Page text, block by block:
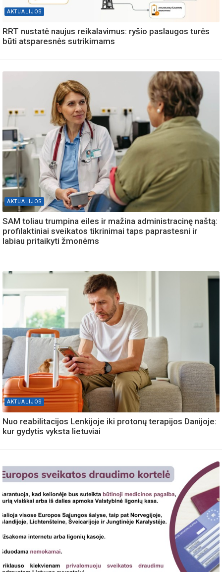
AKTUALIJOS
RRT nustatė naujus reikalavimus: ryšio paslaugos turės
būti atsparesnės sutrikimams
AKTUALIJOS
SAM toliau trumpina eiles ir mažina administracinę naštą:
profilaktiniai sveikatos tikrinimai taps paprastesni ir
labiau pritaikyti žmonėms
AKTUALIJOS
Nuo reabilitacijos Lenkijoje iki protonų terapijos Danijoje:
kur gydytis vyksta lietuviai